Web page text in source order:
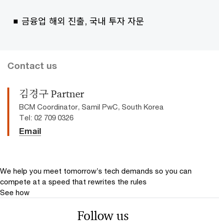
금융업 해외 진출, 국내 투자 자문​
Contact us
김경구 Partner
BCM Coordinator, Samil PwC, South Korea
Tel: 02 709 0326
Email
We help you meet tomorrow’s tech demands so you can
compete at a speed that rewrites the rules
See how
Follow us